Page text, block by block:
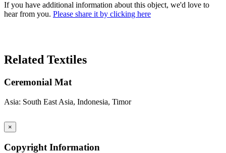
If you have additional information about this object, we'd love to
hear from you. Please share it by clicking here
Related Textiles
Ceremonial Mat
Asia: South East Asia, Indonesia, Timor
×
Copyright Information